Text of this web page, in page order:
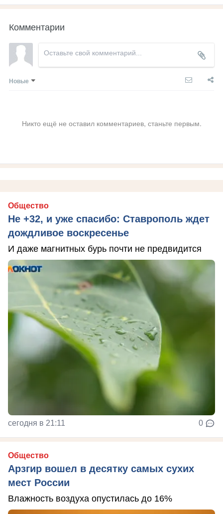
Комментарии
Новые
Никто ещё не оставил комментариев, станьте первым.
Общество
Не +32, и уже спасибо: Ставрополь ждет
дождливое воскресенье
И даже магнитных бурь почти не предвидится
сегодня в 21:11 0
Общество
Арзгир вошел в десятку самых сухих
мест России
Влажность воздуха опустилась до 16%